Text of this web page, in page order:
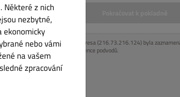
Vaše IP adresa (216.73.216.124) byla
účely prevence podvodů.
Některé z nich
nezbytné,
ekonomicky
nebo vámi
na vašem
zpracování